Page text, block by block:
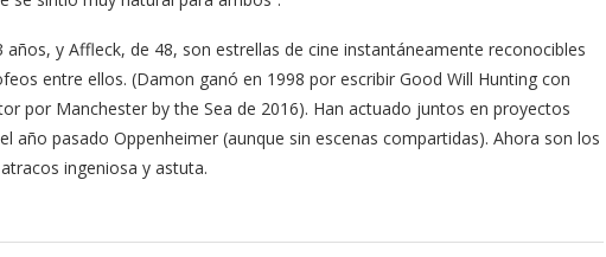
y Affleck, de 48, son estrellas de cine instantáneamente reconocibles
entre ellos. (Damon ganó en 1998 por escribir Good Will Hunting con
por Manchester by the Sea de 2016). Han actuado juntos en proyectos
año pasado Oppenheimer (aunque sin escenas compartidas). Ahora son los
ingeniosa y astuta.